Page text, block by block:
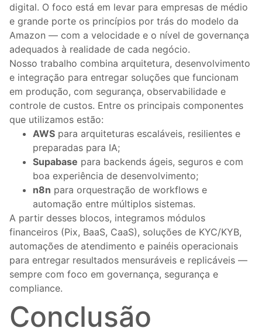
digital. O foco está em levar para empresas de médio
e grande porte os princípios por trás do modelo da
Amazon — com a velocidade e o nível de governança
adequados à realidade de cada negócio.
Nosso trabalho combina arquitetura, desenvolvimento
e integração para entregar soluções que funcionam
em produção, com segurança, observabilidade e
controle de custos. Entre os principais componentes
que utilizamos estão:
AWS para arquiteturas escaláveis, resilientes e
preparadas para IA;
Supabase para backends ágeis, seguros e com
boa experiência de desenvolvimento;
n8n para orquestração de workflows e
automação entre múltiplos sistemas.
A partir desses blocos, integramos módulos
financeiros (Pix, BaaS, CaaS), soluções de KYC/KYB,
automações de atendimento e painéis operacionais
para entregar resultados mensuráveis e replicáveis —
sempre com foco em governança, segurança e
compliance.
Conclusão